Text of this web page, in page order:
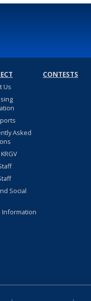
Us
Asked
Social
Information
CONTESTS